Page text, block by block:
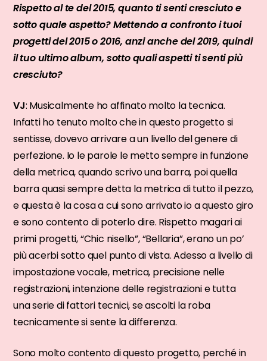
Rispetto al te del 2015, quanto ti senti cresciuto e
sotto quale aspetto? Mettendo a confronto i tuoi
progetti del 2015 o 2016, anzi anche del 2019, quindi
il tuo ultimo album, sotto quali aspetti ti senti più
cresciuto?
VJ: Musicalmente ho affinato molto la tecnica.
Infatti ho tenuto molto che in questo progetto si
sentisse, dovevo arrivare a un livello del genere di
perfezione. Io le parole le metto sempre in funzione
della metrica, quando scrivo una barra, poi quella
barra quasi sempre detta la metrica di tutto il pezzo,
e questa è la cosa a cui sono arrivato io a questo giro
e sono contento di poterlo dire. Rispetto magari ai
primi progetti, “Chic nisello”, “Bellaria”, erano un po’
più acerbi sotto quel punto di vista. Adesso a livello di
impostazione vocale, metrica, precisione nelle
registrazioni, intenzione delle registrazioni e tutta
una serie di fattori tecnici, se ascolti la roba
tecnicamente si sente la differenza.
Sono molto contento di questo progetto, perché in